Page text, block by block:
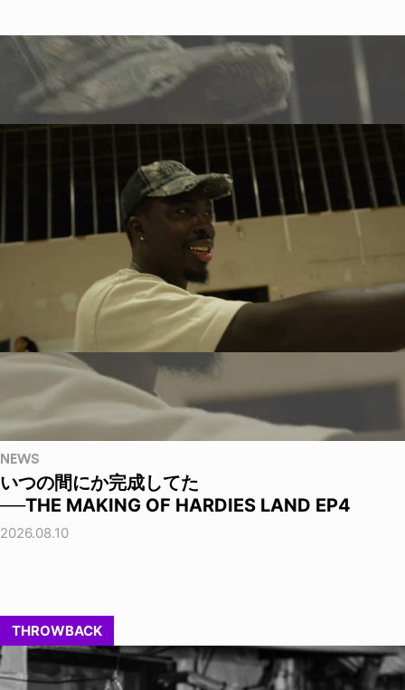
NEWS
いつの間にか完成してた
──THE MAKING OF HARDIES LAND EP4
2026.08.10
THROWBACK